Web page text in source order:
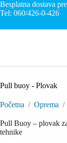
Skip
to
Besplatna dostava
Tel: 060/426-0-426
Pull buoy - Plovak
Početna / Oprema /
Pull Buoy – plovak
tehnike